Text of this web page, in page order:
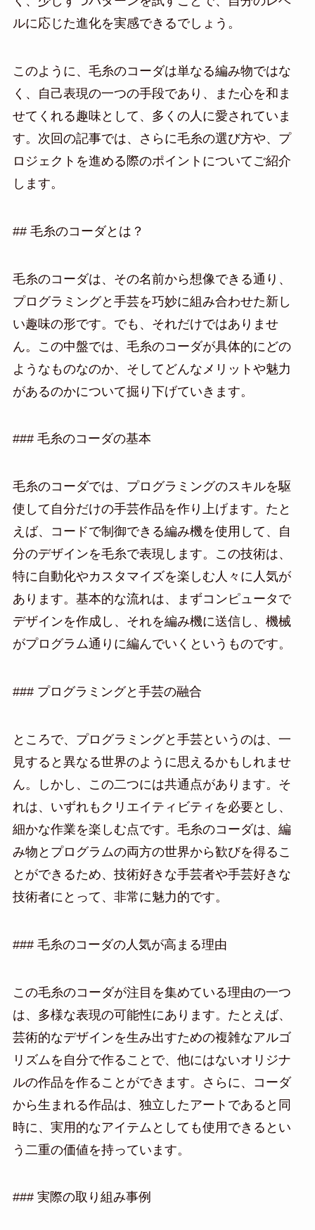
ルに応じた進化を実感できるでしょう。
このように、毛糸のコーダは単なる編み物ではな
く、自己表現の一つの手段であり、また心を和ま
せてくれる趣味として、多くの人に愛されていま
す。次回の記事では、さらに毛糸の選び方や、プ
ロジェクトを進める際のポイントについてご紹介
します。
## 毛糸のコーダとは？
毛糸のコーダは、その名前から想像できる通り、
プログラミングと手芸を巧妙に組み合わせた新し
い趣味の形です。でも、それだけではありませ
ん。この中盤では、毛糸のコーダが具体的にどの
ようなものなのか、そしてどんなメリットや魅力
があるのかについて掘り下げていきます。
### 毛糸のコーダの基本
毛糸のコーダでは、プログラミングのスキルを駆
使して自分だけの手芸作品を作り上げます。たと
えば、コードで制御できる編み機を使用して、自
分のデザインを毛糸で表現します。この技術は、
特に自動化やカスタマイズを楽しむ人々に人気が
あります。基本的な流れは、まずコンピュータで
デザインを作成し、それを編み機に送信し、機械
がプログラム通りに編んでいくというものです。
### プログラミングと手芸の融合
ところで、プログラミングと手芸というのは、一
見すると異なる世界のように思えるかもしれませ
ん。しかし、この二つには共通点があります。そ
れは、いずれもクリエイティビティを必要とし、
細かな作業を楽しむ点です。毛糸のコーダは、編
み物とプログラムの両方の世界から歓びを得るこ
とができるため、技術好きな手芸者や手芸好きな
技術者にとって、非常に魅力的です。
### 毛糸のコーダの人気が高まる理由
この毛糸のコーダが注目を集めている理由の一つ
は、多様な表現の可能性にあります。たとえば、
芸術的なデザインを生み出すための複雑なアルゴ
リズムを自分で作ることで、他にはないオリジナ
ルの作品を作ることができます。さらに、コーダ
から生まれる作品は、独立したアートであると同
時に、実用的なアイテムとしても使用できるとい
う二重の価値を持っています。
### 実際の取り組み事例